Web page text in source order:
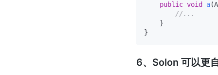
public void a
//...
    }
6、Solon 可以更